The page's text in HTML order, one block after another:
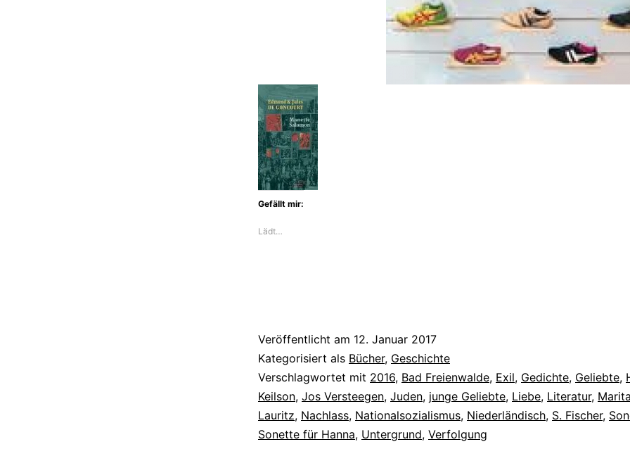
Gefällt mir:
Lädt…
Veröffentlicht am 12. Januar 2017
Kategorisiert als Bücher, Geschichte
Verschlagwortet mit 2016, Bad Freienwalde, Exil, Gedichte, Geliebte,
Keilson, Jos Versteegen, Juden, junge Geliebte, Liebe, Literatur,
Lauritz, Nachlass, Nationalsozialismus, Niederländisch, S. Fischer,
Sonette für Hanna, Untergrund, Verfolgung